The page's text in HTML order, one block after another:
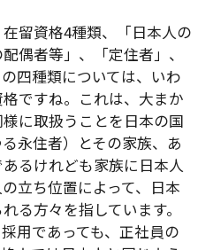
留資格4種類、「日本人の
偶者等」、「定住者」、
四種類については、いわ
ですね。これは、大まか
に取扱うことを日本の国
永住者）とその家族、あ
るけれども家族に日本人
立ち位置によって、日本
る方々を指しています。
用であっても、正社員の